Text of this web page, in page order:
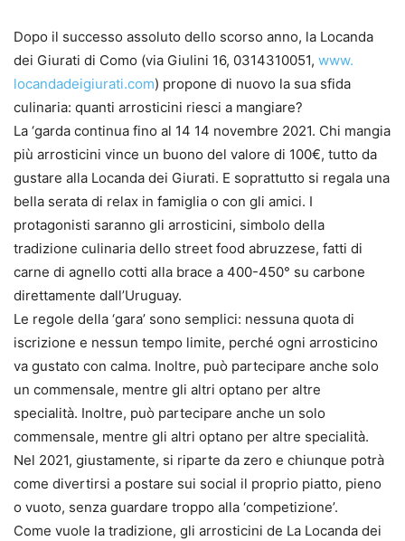
Dopo il successo assoluto dello scorso anno, la Locanda
dei Giurati di Como (via Giulini 16, 0314310051, www.
locandadeigiurati.com) propone di nuovo la sua sfida
culinaria: quanti arrosticini riesci a mangiare?
La ‘garda continua fino al 14 14 novembre 2021. Chi mangia
più arrosticini vince un buono del valore di 100€, tutto da
gustare alla Locanda dei Giurati. E soprattutto si regala una
bella serata di relax in famiglia o con gli amici. I
protagonisti saranno gli arrosticini, simbolo della
tradizione culinaria dello street food abruzzese, fatti di
carne di agnello cotti alla brace a 400-450° su carbone
direttamente dall’Uruguay.
Le regole della ‘gara’ sono semplici: nessuna quota di
iscrizione e nessun tempo limite, perché ogni arrosticino
va gustato con calma. Inoltre, può partecipare anche solo
un commensale, mentre gli altri optano per altre
specialità. Inoltre, può partecipare anche un solo
commensale, mentre gli altri optano per altre specialità.
Nel 2021, giustamente, si riparte da zero e chiunque potrà
come divertirsi a postare sui social il proprio piatto, pieno
o vuoto, senza guardare troppo alla ‘competizione’.
Come vuole la tradizione, gli arrosticini de La Locanda dei